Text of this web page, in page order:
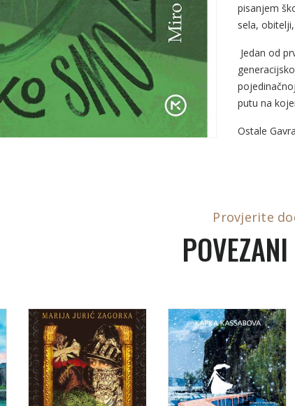
pisanjem
sela,
Jedan od
putu na
Ostale
Provjerite